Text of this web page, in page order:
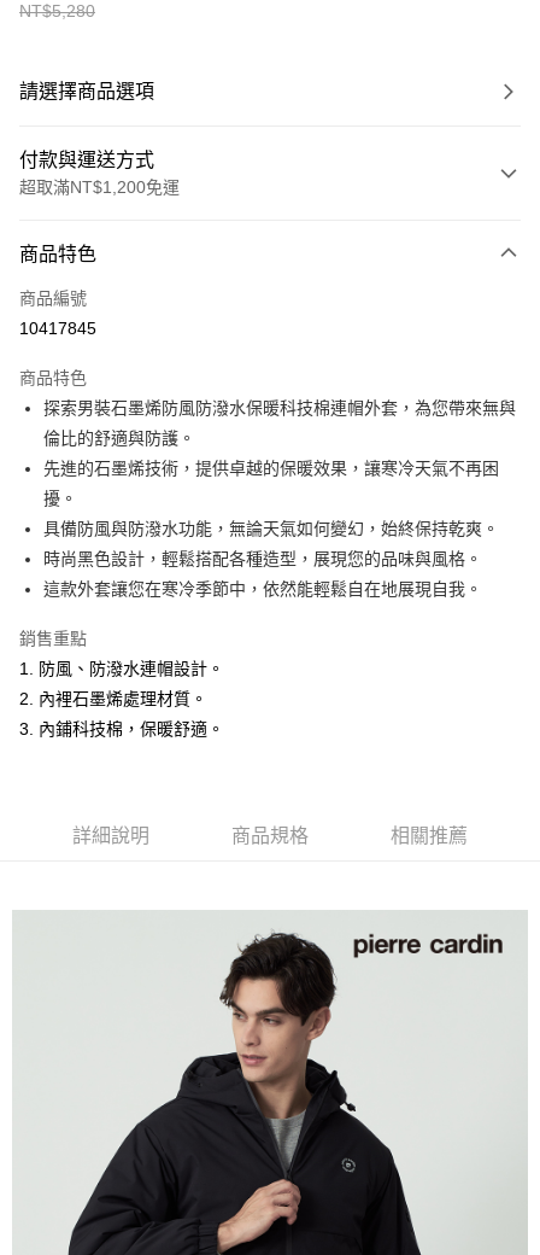
NT$5,280
請選擇商品選項
付款與運送方式
超取滿NT$1,200免運
信用卡一次付款
超商取貨付款
Apple Pay
悠遊付
Google Pay
ATM付款
運送方式
全家取貨付款
每筆NT$60，滿NT$1,200(含以上)免運費
付款後全家取貨
每筆NT$60，滿NT$1,200(含以上)免運費
每筆NT$60，滿NT$1,200(含以上)免運費
每筆NT$60，滿NT$1,200(含以上)免運費
每筆NT$80，滿NT$1,200(含以上)免運費
每筆NT$80，滿NT$1,200(含以上)免運費
商品特色
商品編號
10417845
商品特色
探索男裝石墨烯防風防潑水保暖科技棉連帽外套，為您帶來無與
倫比的舒適與防護。
先進的石墨烯技術，提供卓越的保暖效果，讓寒冷天氣不再困
擾。
具備防風與防潑水功能，無論天氣如何變幻，始終保持乾爽。
時尚黑色設計，輕鬆搭配各種造型，展現您的品味與風格。
這款外套讓您在寒冷季節中，依然能輕鬆自在地展現自我。
銷售重點
1. 防風、防潑水連帽設計。
2. 內裡石墨烯處理材質。
3. 內鋪科技棉，保暖舒適。
詳細說明 商品規格 相關推薦